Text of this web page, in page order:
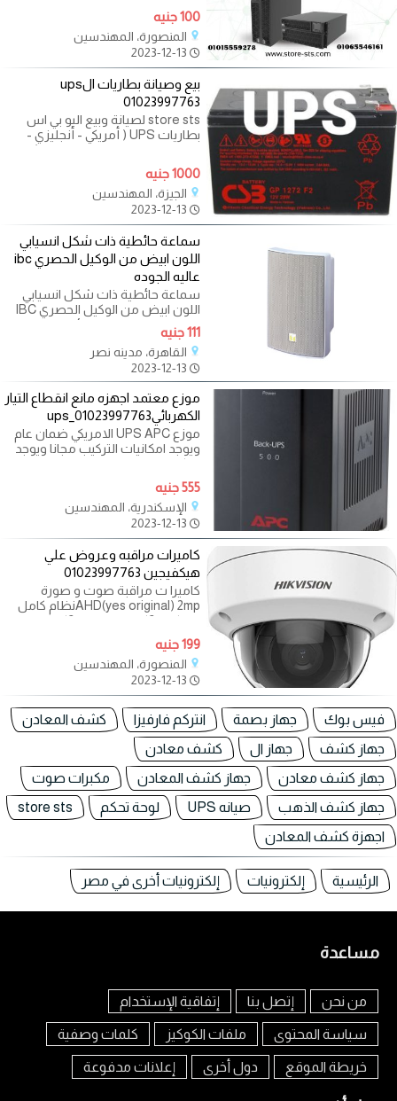
الجهد
100 جنيه
المنصورة، المهندسين
بيع وصيانة بطاريات الups
01023997763
store sts لصيانة وبيع اليو بي اس
بطاريات UPS ( أمريكي - أنجليزي -
الماني - صيني - تيواني -فيتنامي)
ضمان علي
1000 جنيه
الجيزة، المهندسين
سماعة حائطية ذات شكل انسيابي
اللون ابيض من الوكيل الحصري ibc
عاليه الجوده
سماعة حائطية ذات شكل انسيابي
اللون ابيض من الوكيل الحصري IBC
عاليه الجوده سماعة حائطية ذات
شكل
111 جنيه
القاهرة، مدينه نصر
موزع معتمد اجهزه مانع انقطاع التيار
الكهربائيups_01023997763
موزع UPS APC الامريكي ضمان عام
ويوجد امكانيات التركيب مجانا ويوجد
مركز صيانه معتمد لصيانه جميع
555 جنيه
الإسكندرية، المهندسين
كاميرات مراقبه وعروض علي
هيكفيجين 01023997763
كاميرا ت مراقبة صوت و صورة
AHD(yes original) 2mpنظام كامل
بالتركيب 2كاميرا داخلي _ 2كاميرا
خارجي _ جهاز
199 جنيه
المنصورة، المهندسين
فيس بوك جهاز بصمة انتركم فارفيزا
كشف المعادن
جهاز كشف
جهاز ال
كشف معادن
جهاز كشف معادن
جهاز كشف المعادن
مكبرات صوت
جهاز كشف الذهب
صيانه UPS لوحة تحكم
store sts
اجهزة كشف المعادن
الرئيسية إلكترونيات إلكترونيات أخرى في مصر
مساعدة
من نحن إتصل بنا إتفاقية الإستخدام
سياسة المحتوى ملفات الكوكيز كلمات وصفية
خريطة الموقع دول أخرى إعلانات مدفوعة